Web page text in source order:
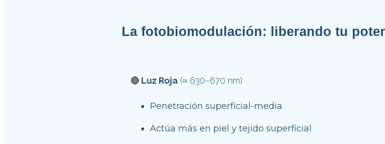
La fotobiomodulación: liberando tu
🔴 Luz Roja (≈ 630–670 nm)
Penetración superficial-media
Actúa más en piel y tejido superficial